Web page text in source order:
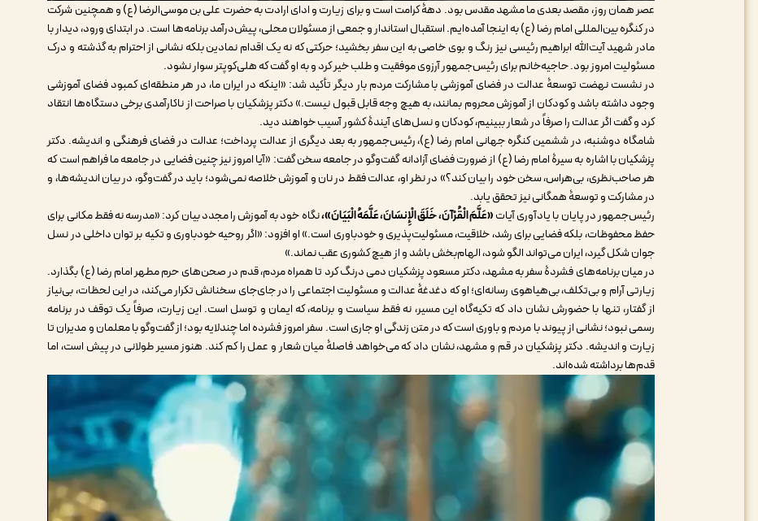
عصر همان روز، مقصد بعدی ما مشهد مقدس بود. دهۀ کرامت است و برای زیارت و ادای ارادت به حضرت علی بن موسی‌الرضا (ع) و همچنین شرکت
در کنگره بین‌المللی امام رضا (ع) به اینجا آمده‌ایم. استقبال استاندار و جمعی از مسئولان محلی، پیش‌درآمد برنامه‌ها است. در ابتدای ورود، دیدار با
مادر شهید آیت‌الله ابراهیم رئیسی نیز رنگ و بوی خاصی به این سفر بخشید؛ حرکتی که نه یک اقدام نمادین بلکه نشانی از احترام به گذشته و درک
مسئولیت‌ امروز بود. حاجیه‌خانم برای رئیس‌جمهور آرزوی موفقیت و طلب خیر کرد و به او گفت که هلی‌کوپتر سوار نشود.
در نشست نهضت توسعۀ عدالت در فضای آموزشی با مشارکت مردم بار دیگر تأکید شد: «اینکه در ایران ما، در هر منطقه‌ای کمبود فضای آموزشی
وجود داشته باشد و کودکان از آموزش محروم بمانند، به هیچ وجه قابل قبول نیست.» دکتر پزشکیان با صراحت از ناکارآمدی برخی دستگاه‌‎ها انتقاد
کرد و گفت اگر عدالت را صرفاً در شعار ببینیم، کودکان و نسل‌های آیندۀ کشور آسیب خواهند دید.
شامگاه دوشنبه، در ششمین کنگره جهانی امام رضا (ع)، رئیس‌جمهور به بعد دیگری از عدالت پرداخت؛ عدالت در فضای فرهنگی و اندیشه‌. دکتر
پزشکیان با اشاره به سیرۀ امام رضا (ع) از ضرورت فضای آزادانه گفت‌وگو در جامعه سخن گفت: «آیا امروز نیز چنین فضایی در جامعه ما فراهم است که
هر صاحب‌نظری، بی‌هراس، سخن خود را بیان کند؟» در نظر او، عدالت فقط در نان و آموزش خلاصه نمی‌شود؛ باید در گفت‌وگو، در بیان اندیشه‌ها، و
در مشارکت و توسعۀ همگانی نیز تحقق یابد.
رئیس‌جمهور در پایان با یادآوری آیات«عَلَّمَ الْقُرْآنَ، خَلَقَ الْإِنسَانَ، عَلَّمَهُ الْبَیَانَ»،نگاه خود به آموزش را مجدد بیان کرد: «مدرسه نه فقط مکانی برای
حفظ محفوظات، بلکه فضایی برای رشد، خلاقیت، مسئولیت‌پذیری و خودباوری است.» او افزود: «اگر روحیه خودباوری و تکیه بر توان داخلی در نسل
جوان شکل گیرد، ایران می‌تواند الگو شود، الهام‌بخش باشد و از هیچ کشوری عقب نماند.»
در میان برنامه‌های فشردۀ سفر به مشهد، دکتر مسعود پزشکیان دمی درنگ کرد تا همراه مردم، قدم در صحن‌های حرم مطهر امام رضا (ع) بگذارد.
زیارتی آرام و بی‌تکلف، بی‌هیاهوی رسانه‌ای؛ او که دغدغۀ عدالت و مسئولیت اجتماعی را در جای‌جای سخنانش تکرار می‌کند، در این لحظات، بی‌نیاز
از گفتار، تنها با حضورش نشان داد که تکیه‌گاه این مسیر، نه فقط سیاست و برنامه، که ایمان و توسل است. این زیارت، صرفاً یک توقف در برنامه
رسمی نبود؛ نشانی از پیوند با مردم و باوری است که در متن زندگی او جاری است. سفر امروز فشرده اما چندلایه بود؛ از گفت‌وگو با معلمان و مدیران تا
زیارت و اندیشه. دکتر پزشکیان در قم و مشهد، نشان داد که می‌خواهد فاصلۀ میان شعار و عمل را کم کند. هنوز مسیر طولانی در پیش است، اما
قدم‌ها برداشته شده‌اند.